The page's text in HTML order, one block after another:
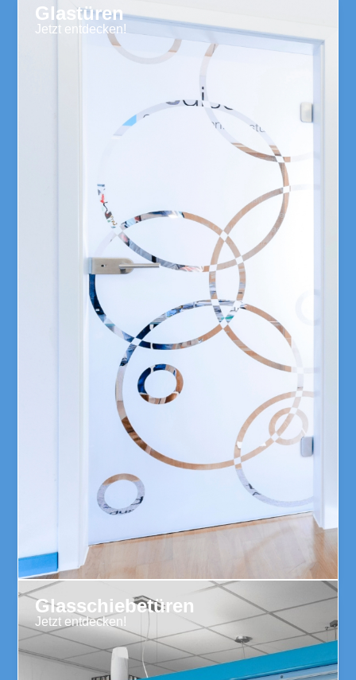
Glastüren
Jetzt entdecken!
Glasschiebetüren
Jetzt entdecken!